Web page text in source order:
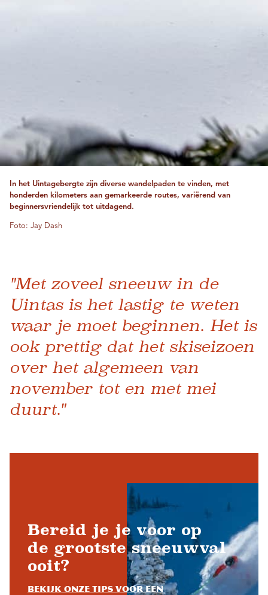
In het Uintagebergte zijn diverse wandelpaden te vinden, met
honderden kilometers aan gemarkeerde routes, variërend van
beginnersvriendelijk tot uitdagend.
Foto: Jay Dash
"Met zoveel sneeuw in de
Uintas is het lastig te weten
waar je moet beginnen. Het is
ook prettig dat het skiseizoen
over het algemeen van
november tot en met mei
duurt."
Bereid je je voor op
de grootste sneeuwval
ooit?
Bekijk onze tips voor een